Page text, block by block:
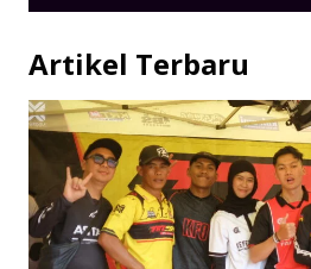
Artikel Terbaru